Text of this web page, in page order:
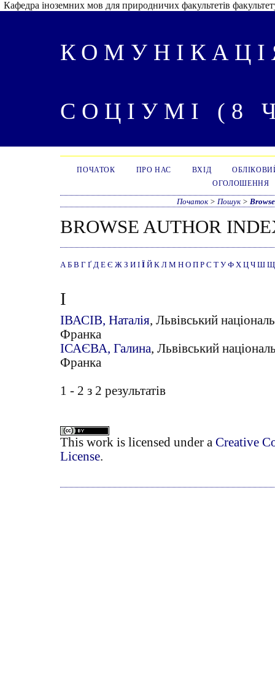
Кафедра іноземних мов для природничих факультетів
СОЦІУМІ (8
ПОЧАТОК ПРО НАС ВХІД
ОГОЛОШЕННЯ
Початок > Пошук >
BROWSE AUTHOR
А Б В Г Ґ Д Е Є Ж З И І Ї Й К Л М Н О П Р С Т У Ф Х Ц Ч Ш Щ
І
ІВАСІВ, Наталія, Львівський
Франка
ІСАЄВА, Галина, Львівський
Франка
1 - 2 з 2 результатів
This work is licensed under a Creative
License.